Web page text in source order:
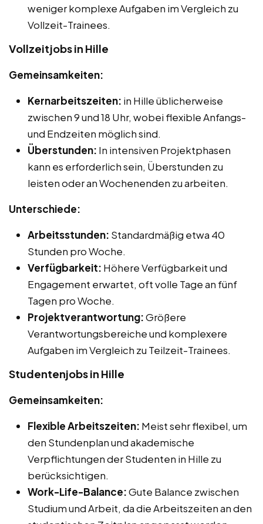
weniger komplexe Aufgaben im Vergleich zu
Vollzeit-Trainees.
Vollzeitjobs in Hille
Gemeinsamkeiten:
Kernarbeitszeiten: in Hille üblicherweise
zwischen 9 und 18 Uhr, wobei flexible Anfangs-
und Endzeiten möglich sind.
Überstunden: In intensiven Projektphasen
kann es erforderlich sein, Überstunden zu
leisten oder an Wochenenden zu arbeiten.
Unterschiede:
Arbeitsstunden: Standardmäßig etwa 40
Stunden pro Woche.
Verfügbarkeit: Höhere Verfügbarkeit und
Engagement erwartet, oft volle Tage an fünf
Tagen pro Woche.
Projektverantwortung:Größere
Verantwortungsbereiche und komplexere
Aufgaben im Vergleich zu Teilzeit-Trainees.
Studentenjobs in Hille
Gemeinsamkeiten:
Flexible Arbeitszeiten: Meist sehr flexibel, um
den Stundenplan und akademische
Verpflichtungen der Studenten in Hille zu
berücksichtigen.
Work-Life-Balance:Gute Balance zwischen
Studium und Arbeit, da die Arbeitszeiten an den